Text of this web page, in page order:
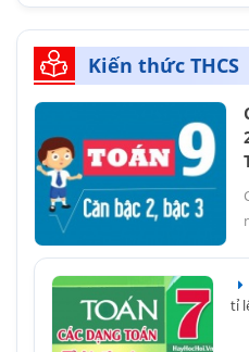
Kiến thức THCS
tỉ